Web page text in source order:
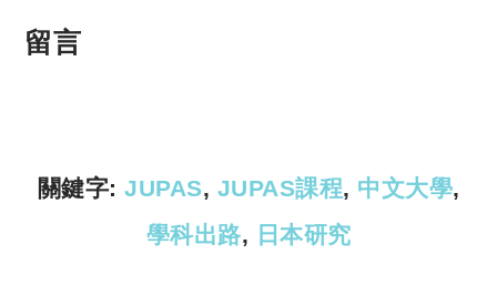
k
p
留言
關鍵字: JUPAS, JUPAS課程, 中文大學,
學科出路, 日本研究